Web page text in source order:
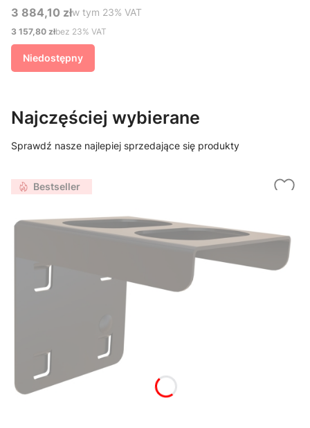
Cena brutto
3 884,10 złw tym %s VAT
w tym 23% VAT
Cena netto
3 157,80 złbez 23% VAT
Niedostępny
Najczęściej wybierane
Sprawdź nasze najlepiej sprzedające się produkty
Bestseller